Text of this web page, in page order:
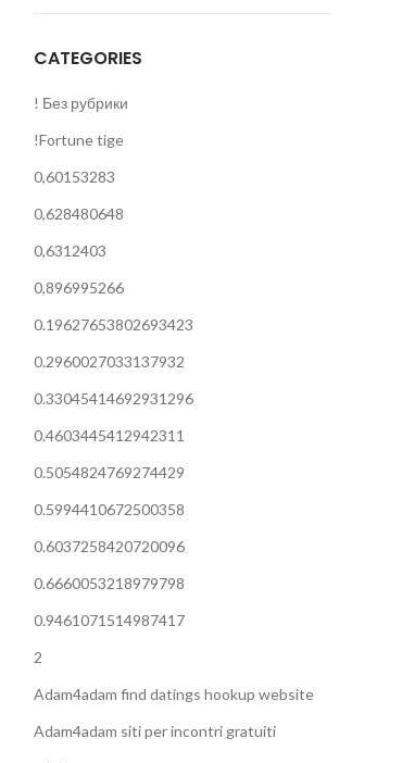
CATEGORIES
! Без рубрики
!Fortune tige
0,60153283
0,628480648
0,6312403
0,896995266
0.19627653802693423
0.2960027033137932
0.33045414692931296
0.4603445412942311
0.5054824769274429
0.5994410672500358
0.6037258420720096
0.6660053218979798
0.9461071514987417
2
Adam4adam find datings hookup website
Adam4adam siti per incontri gratuiti